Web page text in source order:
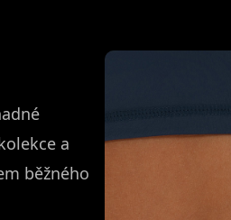
a
běžného